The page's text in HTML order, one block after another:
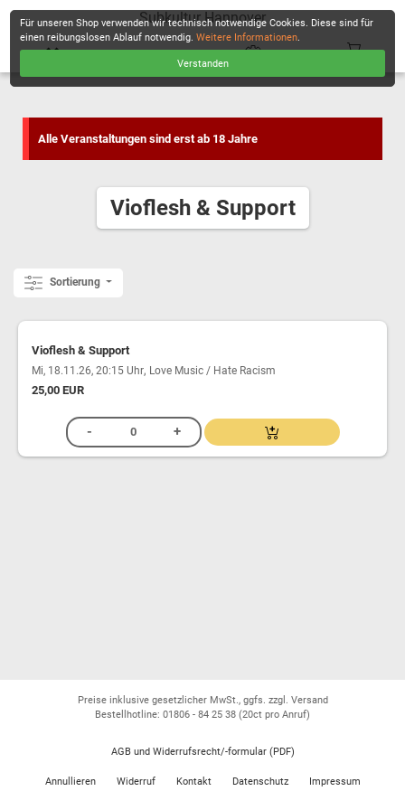
Subkultur Hannover
Alle Veranstaltungen sind erst ab 18 Jahre
Vioflesh & Support
Sortierung
Vioflesh & Support
Mi, 18.11.26, 20:15 Uhr, Love Music / Hate Racism
25,00 EUR
Für unseren Shop verwenden wir technisch notwendige Cookies. Diese sind für
einen reibungslosen Ablauf notwendig.Weitere Informationen.
Verstanden
Preise inklusive gesetzlicher MwSt., ggfs. zzgl. Versand
Bestellhotline: 01806 - 84 25 38 (20ct pro Anruf)
AGB und Widerrufsrecht/-formular (PDF)
Annullieren Widerruf Kontakt Datenschutz Impressum